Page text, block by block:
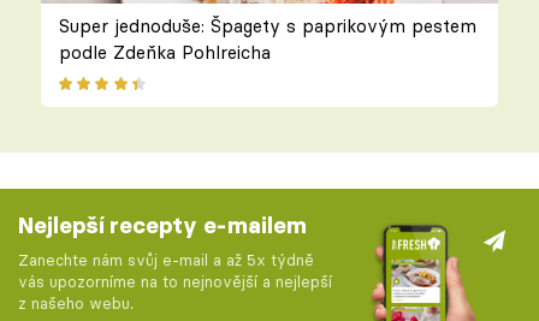
Super jednoduše: Špagety s paprikovým pestem
podle Zdeňka Pohlreicha
Nejlepší recepty e-mailem
Zanechte nám svůj e-mail a až 5x týdně
vás upozorníme na to nejnovější a nejlepší
z našeho webu.